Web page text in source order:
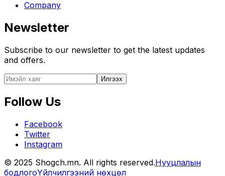
Company
Newsletter
Subscribe to our newsletter to get the latest updates
and offers.
Илгээх
Follow Us
Facebook
Twitter
Instagram
© 2025 Shogch.mn. All rights reserved.Нууцлалын
бодлогоҮйлчилгээний нөхцөл